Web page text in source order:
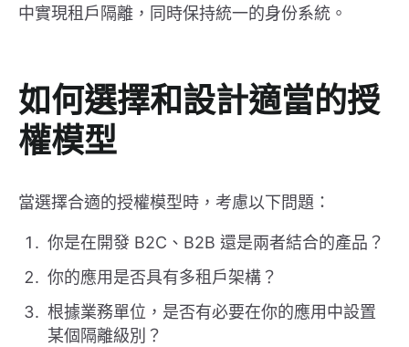
中實現租戶隔離，同時保持統一的身份系統。
如何選擇和設計適當的授
權模型
當選擇合適的授權模型時，考慮以下問題：
你是在開發 B2C、B2B 還是兩者結合的產品？
你的應用是否具有多租戶架構？
根據業務單位，是否有必要在你的應用中設置
某個隔離級別？